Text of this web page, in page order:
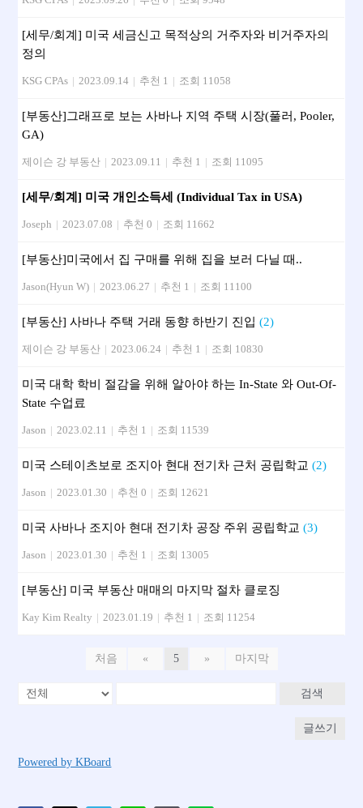
[세무/회계] 미국 세금신고 목적상의 거주자와 비거주자의
정의
KSG CPAs | 2023.09.14 | 추천 1 | 조회 11058
[부동산]그래프로 보는 사바나 지역 주택 시장(풀러, Pooler,
GA)
제이슨 강 부동산 | 2023.09.11 | 추천 1 | 조회 11095
[세무/회계] 미국 개인소득세 (Individual Tax in USA)
Joseph | 2023.07.08 | 추천 0 | 조회 11662
[부동산] 미국에서 집 구매를 위해 집을 보러 다닐 때..
Jason(Hyun W) | 2023.06.27 | 추천 1 | 조회 11100
[부동산] 사바나 주택 거래 동향 하반기 진입(2)
제이슨 강 부동산 | 2023.06.24 | 추천 1 | 조회 10830
미국 대학 학비 절감을 위해 알아야 하는 In-State 와 Out-Of-
State 수업료
Jason | 2023.02.11 | 추천 1 | 조회 11539
미국 스테이츠보로 조지아 현대 전기차 근처 공립학교(2)
Jason | 2023.01.30 | 추천 0 | 조회 12621
미국 사바나 조지아 현대 전기차 공장 주위 공립학교(3)
Jason | 2023.01.30 | 추천 1 | 조회 13005
[부동산] 미국 부동산 매매의 마지막 절차 클로징
Kay Kim Realty | 2023.01.19 | 추천 1 | 조회 11254
처음 « 5 » 마지막
검색
글쓰기
Powered by KBoard